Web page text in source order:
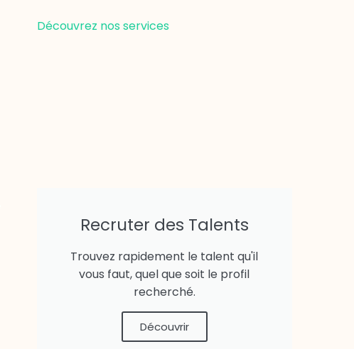
Découvrez nos services
Recruter des Talents
Trouvez rapidement le talent qu'il
vous faut, quel que soit le profil
recherché.
Découvrir